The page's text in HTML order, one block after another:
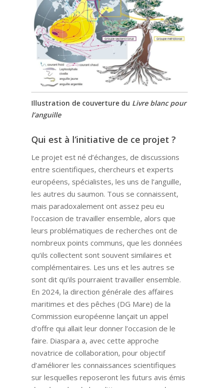
Illustration de couverture du Livre blanc pour
l’anguille
Qui est à l’initiative de ce projet ?
Le projet est né d’échanges, de discussions
entre scientifiques, chercheurs et experts
européens, spécialistes, les uns de l’anguille,
les autres du saumon. Tous se connaissent,
mais paradoxalement ont assez peu eu
l’occasion de travailler ensemble, alors que
leurs problématiques de recherches ont de
nombreux points communs, que les données
qu’ils collectent sont souvent similaires et
complémentaires. Les uns et les autres se
sont dit qu’ils pourraient travailler ensemble.
En 2024, la direction générale des affaires
maritimes et des pêches (DG Mare) de la
Commission européenne lançait un appel
d’offre qui allait leur donner l’occasion de le
faire. Diaspara a, avec cette approche
novatrice de collaboration, pour objectif
d’améliorer les connaissances scientifiques
sur lesquelles reposeront les futurs avis émis